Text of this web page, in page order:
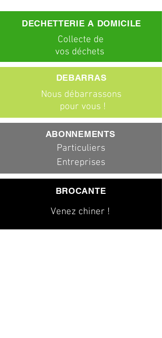
DECHETTERIE A DOMICILE
Collecte de
vos déchets
Nous débarrassons
pour vous !
DEBARRAS
ABONNEMENTS
Particuliers
Entreprises
BROCANTE
Venez chiner !